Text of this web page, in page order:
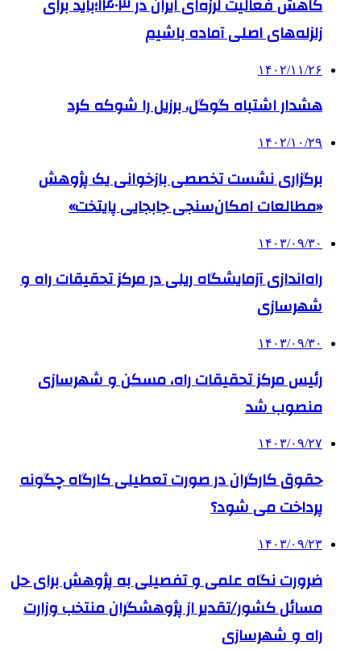
کاهش فعالیت لرزه‌ای ایران در ۱۴۰۳؛باید برای
زلزله‌های اصلی آماده باشیم
۱۴۰۲/۱۱/۲۶
هشدار اشتباه گوگل، برزیل را شوکه کرد
۱۴۰۲/۱۰/۲۹
برگزاری نشست تخصصی بازخوانی یک پژوهش
«مطالعات امکان‌سنجی جابجایی پایتخت»
۱۴۰۳/۰۹/۳۰
راه‌اندازی آزمایشگاه ریلی در مرکز تحقیقات راه و
شهرسازی
۱۴۰۳/۰۹/۳۰
رئیس مرکز تحقیقات راه، مسکن و شهرسازی
منصوب شد
۱۴۰۳/۰۹/۲۷
حقوق کارگران در صورت تعطیلی کارگاه چگونه
پرداخت می شود؟
۱۴۰۳/۰۹/۲۳
ضرورت نگاه علمی و تفصیلی به پژوهش برای حل
مسائل کشور/تقدیر از پژوهشگران منتخب وزارت
راه و شهرسازی